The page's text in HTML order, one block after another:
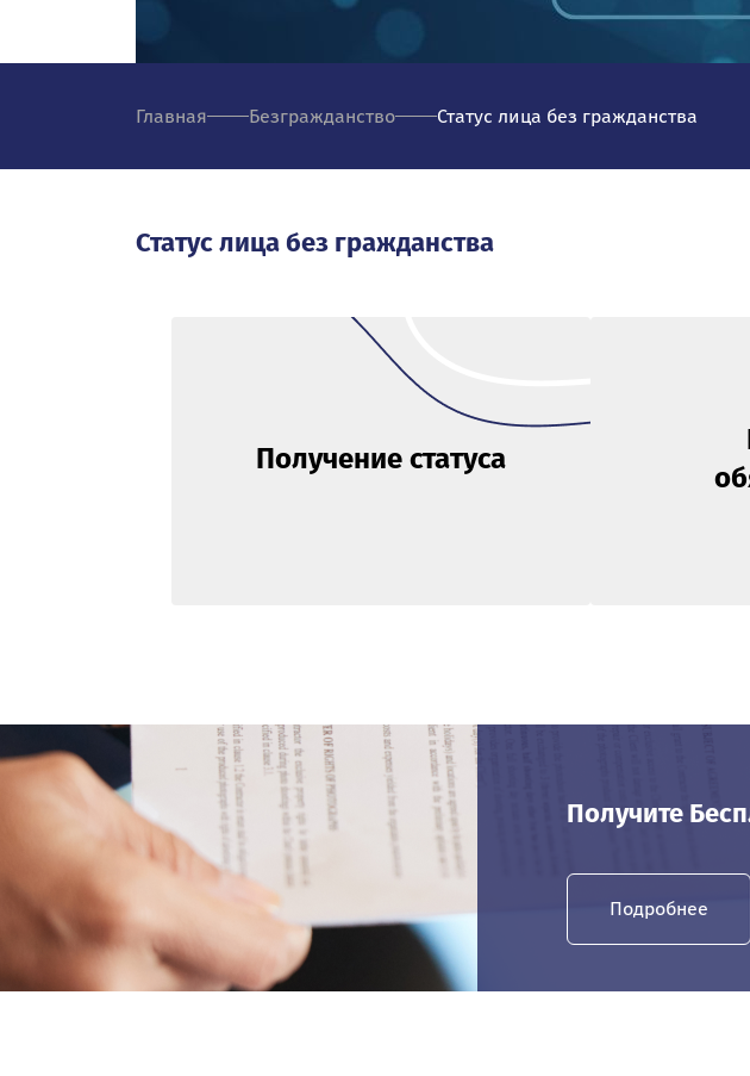
Главная Безгражданство Статус лица без гражданства
Статус лица без гражданства
Получение статуса
Получите
Подробнее